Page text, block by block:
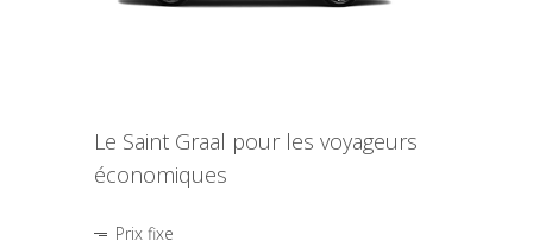
Le Saint Graal pour les voyageurs
économiques
Prix fixe